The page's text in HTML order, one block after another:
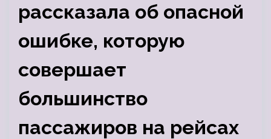
рассказала об опасной
ошибке, которую
совершает
большинство
пассажиров на рейсах